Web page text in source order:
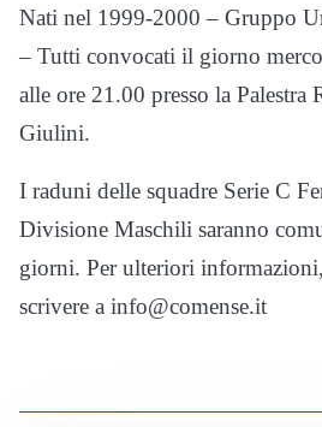
Nati nel 1999-2000 – Gruppo
– Tutti convocati il giorno
alle ore 21.00 presso la Palestra
Giulini.
I raduni delle squadre Serie C
Divisione Maschili saranno
giorni. Per ulteriori
scrivere a info@comense.it